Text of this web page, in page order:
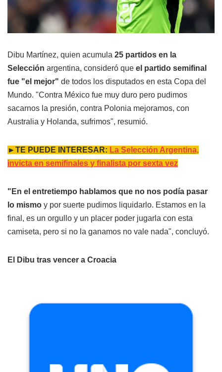
Dibu Martínez, quien acumula 25 partidos en la
Selección argentina, consideró que el partido semifinal
fue "el mejor" de todos los disputados en esta Copa del
Mundo. "Contra México fue muy duro pero pudimos
sacarnos la presión, contra Polonia mejoramos, con
Australia y Holanda, sufrimos", resumió.
►TE PUEDE INTERESAR: La Selección Argentina,
invicta en semifinales y finalista por sexta vez
"En el entretiempo hablamos que no nos podía pasar
lo mismo y por suerte pudimos liquidarlo. Estamos en la
final, es un orgullo y un placer poder jugarla con esta
camiseta, pero si no la ganamos no vale nada", concluyó.
El Dibu tras vencer a Croacia